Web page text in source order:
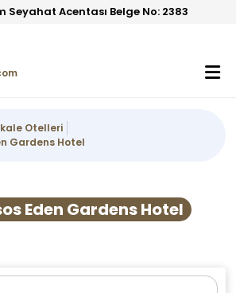
Seyahat Acentası Belge No: 2383
Otelleri
Gardens Hotel
Eden Gardens Hotel